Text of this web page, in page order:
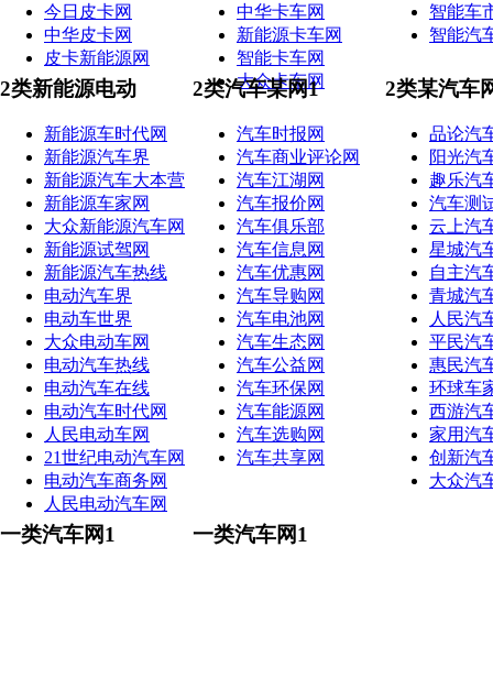
今日皮卡网
中华皮卡网
皮卡新能源网
中华卡车网
新能源卡车网
智能卡车网
大众卡车网
智能车
智能汽
2类新能源电动
新能源车时代网
新能源汽车界
新能源汽车大本营
新能源车家网
大众新能源汽车网
新能源试驾网
新能源汽车热线
电动汽车界
电动车世界
大众电动车网
电动汽车热线
电动汽车在线
电动汽车时代网
人民电动车网
21世纪电动汽车网
电动汽车商务网
人民电动汽车网
2类汽车某网1
汽车时报网
汽车商业评论网
汽车江湖网
汽车报价网
汽车俱乐部
汽车信息网
汽车优惠网
汽车导购网
汽车电池网
汽车生态网
汽车公益网
汽车环保网
汽车能源网
汽车选购网
汽车共享网
2类某汽车
品论汽
阳光汽
趣乐汽
汽车测
云上汽
星城汽
自主汽
青城汽
人民汽
平民汽
惠民汽
环球车
西游汽
家用汽
创新汽
大众汽
一类汽车网1 一类汽车网1